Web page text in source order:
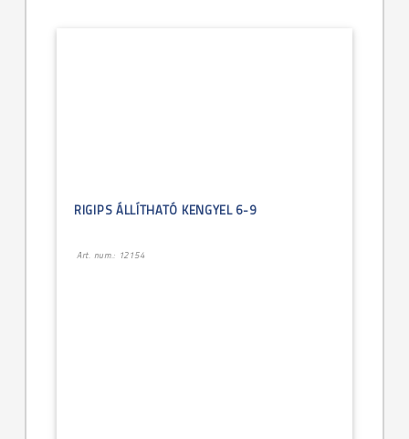
RIGIPS ÁLLÍTHATÓ KENGYEL 6-9
Art. num.: 12154